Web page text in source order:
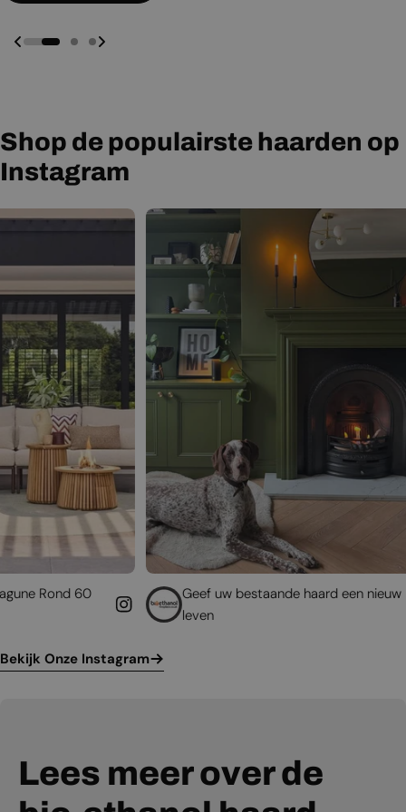
Shop de populairste haarden op
Instagram
Geef uw bestaande haard een nieuw
leven
Bekijk Onze Instagram
Lees meer over de